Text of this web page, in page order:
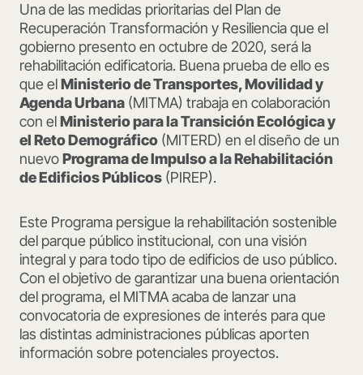
Una de las medidas prioritarias del Plan de
Recuperación Transformación y Resiliencia que el
gobierno presento en octubre de 2020, será la
rehabilitación edificatoria. Buena prueba de ello es
que elMinisterio de Transportes, Movilidad y
Agenda Urbana (MITMA) trabaja en colaboración
con elMinisterio para la Transición Ecológica y
el Reto Demográfico (MITERD) en el diseño de un
nuevoPrograma de Impulso a la Rehabilitación
de Edificios Públicos (PIREP).
Este Programa persigue la rehabilitación sostenible
del parque público institucional, con una visión
integral y para todo tipo de edificios de uso público.
Con el objetivo de garantizar una buena orientación
del programa, el MITMA acaba de lanzar una
convocatoria de expresiones de interés para que
las distintas administraciones públicas aporten
información sobre potenciales proyectos.